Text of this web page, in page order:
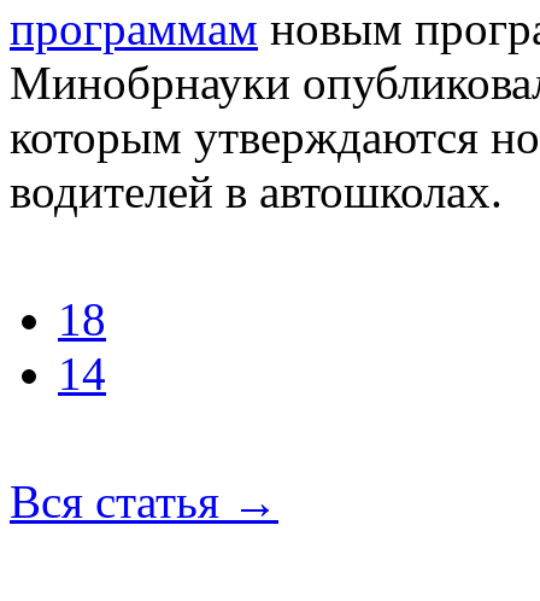
программам
Минобрнауки
которым утверждаются
водителей в автошколах.
18
14
Вся статья →